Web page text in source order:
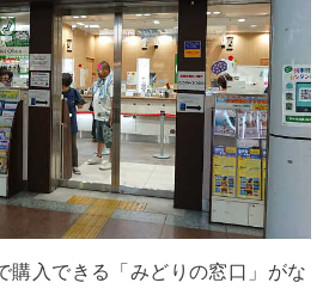
購入できる「みどりの窓口」がな